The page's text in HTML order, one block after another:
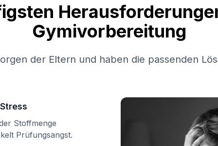
Gymivorbereitung
der Eltern und haben die passenden
Stoffmenge
Prüfungsangst.